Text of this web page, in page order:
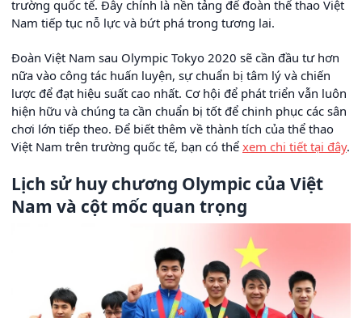
trường quốc tế. Đây chính là nền tảng để đoàn thể thao Việt
Nam tiếp tục nỗ lực và bứt phá trong tương lai.
Đoàn Việt Nam sau Olympic Tokyo 2020 sẽ cần đầu tư hơn
nữa vào công tác huấn luyện, sự chuẩn bị tâm lý và chiến
lược để đạt hiệu suất cao nhất. Cơ hội để phát triển vẫn luôn
hiện hữu và chúng ta cần chuẩn bị tốt để chinh phục các sân
chơi lớn tiếp theo. Để biết thêm về thành tích của thể thao
Việt Nam trên trường quốc tế, bạn có thể xem chi tiết tại đây.
Lịch sử huy chương Olympic của Việt
Nam và cột mốc quan trọng